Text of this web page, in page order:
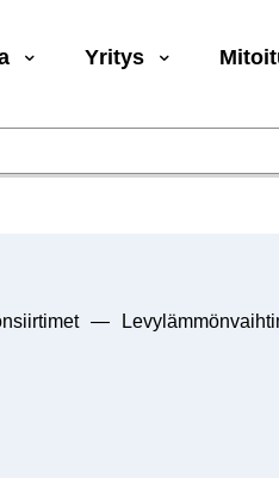
Yritys
—